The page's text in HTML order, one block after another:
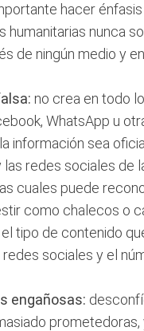
hacer
humanitarias nunca
de ningún medio y
no crea en todo
WhatsApp u
información sea
las redes sociales de
cuales puede
como chalecos o
tipo de contenido
redes sociales y el
engañosas:
prometedoras,